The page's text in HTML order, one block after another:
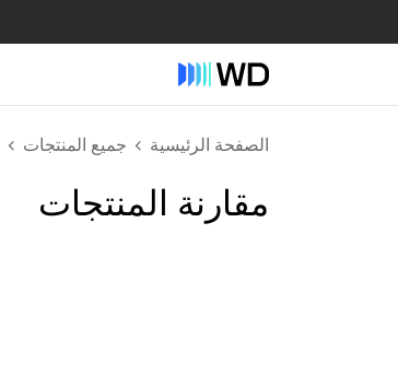
الصفحة الرئيسية جميع المنتجات
مقارنة المنتجات